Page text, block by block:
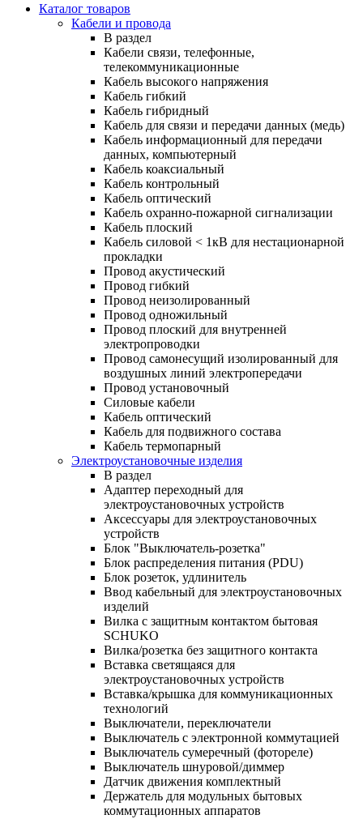
Каталог товаров
Кабели и провода
В раздел
Кабели связи, телефонные,
телекоммуникационные
Кабель высокого напряжения
Кабель гибкий
Кабель гибридный
Кабель для связи и передачи данных (медь)
Кабель информационный для передачи
данных, компьютерный
Кабель коаксиальный
Кабель контрольный
Кабель оптический
Кабель охранно-пожарной сигнализации
Кабель плоский
Кабель силовой < 1кВ для нестационарной
прокладки
Провод акустический
Провод гибкий
Провод неизолированный
Провод одножильный
Провод плоский для внутренней
электропроводки
Провод самонесущий изолированный для
воздушных линий электропередачи
Провод установочный
Силовые кабели
Кабель оптический
Кабель для подвижного состава
Кабель термопарный
Электроустановочные изделия
В раздел
Адаптер переходный для
электроустановочных устройств
Аксессуары для электроустановочных
устройств
Блок "Выключатель-розетка"
Блок распределения питания (PDU)
Блок розеток, удлинитель
Ввод кабельный для электроустановочных
изделий
Вилка с защитным контактом бытовая
SCHUKO
Вилка/розетка без защитного контакта
Вставка светящаяся для
электроустановочных устройств
Вставка/крышка для коммуникационных
технологий
Выключатели, переключатели
Выключатель с электронной коммутацией
Выключатель сумеречный (фотореле)
Выключатель шнуровой/диммер
Датчик движения комплектный
Держатель для модульных бытовых
коммутационных аппаратов